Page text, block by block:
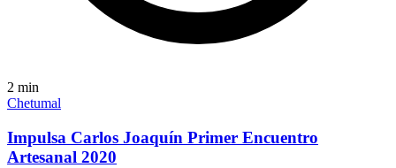
2 min
Chetumal
Impulsa Carlos Joaquín Primer Encuentro
Artesanal 2020